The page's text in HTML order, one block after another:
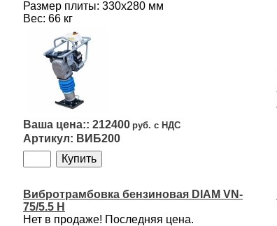
Размер плиты: 330x280 мм
Вес: 66 кг
212400
ВИБ200
Вибротрамбовка бензиновая DIAM VN-
75/5.5 H
Нет в продаже! Последняя цена.